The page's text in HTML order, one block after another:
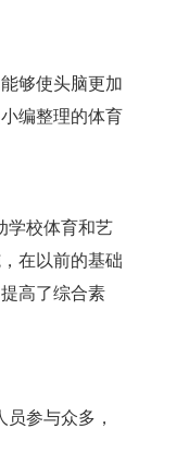
够使头脑更加
编整理的体育
学校体育和艺
在以前的基础
高了综合素
参与众多，